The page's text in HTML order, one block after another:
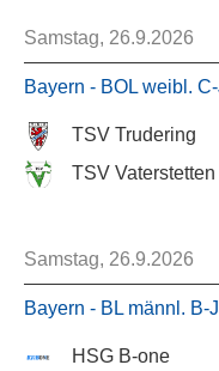
Samstag, 26.9.2026
Bayern - BOL weibl.
TSV Trudering
TSV Vaterstetten
Samstag, 26.9.2026
Bayern - BL männl.
HSG B-one